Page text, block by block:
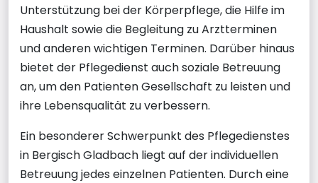
Unterstützung bei der Körperpflege, die Hilfe im
Haushalt sowie die Begleitung zu Arztterminen
und anderen wichtigen Terminen. Darüber hinaus
bietet der Pflegedienst auch soziale Betreuung
an, um den Patienten Gesellschaft zu leisten und
ihre Lebensqualität zu verbessern.
Ein besonderer Schwerpunkt des Pflegedienstes
in Bergisch Gladbach liegt auf der individuellen
Betreuung jedes einzelnen Patienten. Durch eine